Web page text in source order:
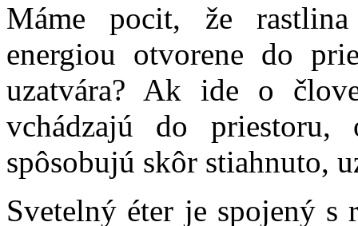
Máme pocit, že
energiou otvorene do
uzatvára? Ak ide o
vchádzajú do
spôsobujú skôr stiahnuto,
Svetelný éter je spojený s